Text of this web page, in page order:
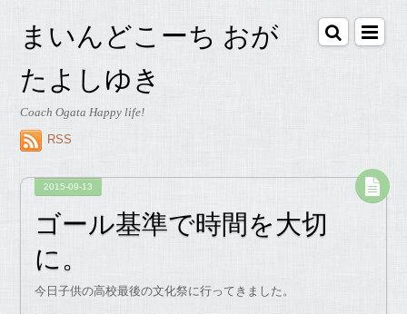
まいんどこーち おが
たよしゆき
Coach Ogata Happy life!
RSS
2015-09-13
ゴール基準で時間を大切
に。
今日子供の高校最後の文化祭に行ってきました。